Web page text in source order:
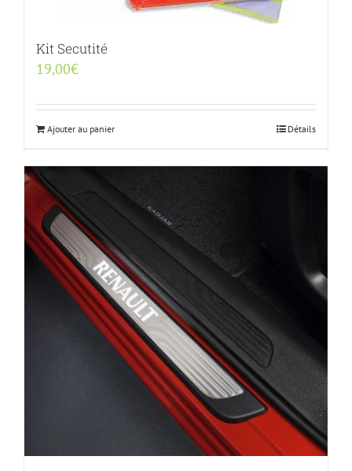
Kit Secutité
19,00€
Ajouter au panier Détails